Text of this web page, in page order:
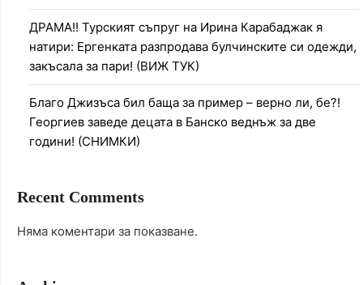
ДРАМА!! Турският съпруг на Ирина Карабаджак я
натири: Ергенката разпродава булчинските си одежди,
закъсала за пари! (ВИЖ ТУК)
Благо Джизъса бил баща за пример – верно ли, бе?!
Георгиев заведе децата в Банско веднъж за две
години! (СНИМКИ)
Recent Comments
Няма коментари за показване.